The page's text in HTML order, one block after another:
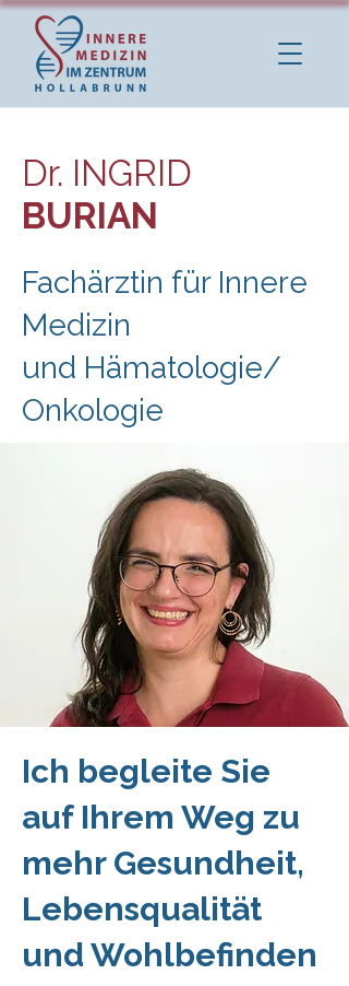
Dr. INGRID
BURIAN
Fachärztin für Innere
Medizin
und Hämatologie/
Onkologie
Ich begleite Sie
auf Ihrem Weg zu
mehr Gesundheit,
Lebensqualität
und Wohlbefinden